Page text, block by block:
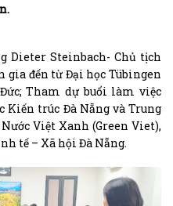
Dieter Steinbach- Chủ tịch
gia đến từ Đại học Tübingen
Tham dự buổi làm việc
Kiến trúc Đà Nẵng và Trung
Việt Xanh (Green Viet),
tế – Xã hội Đà Nẵng.